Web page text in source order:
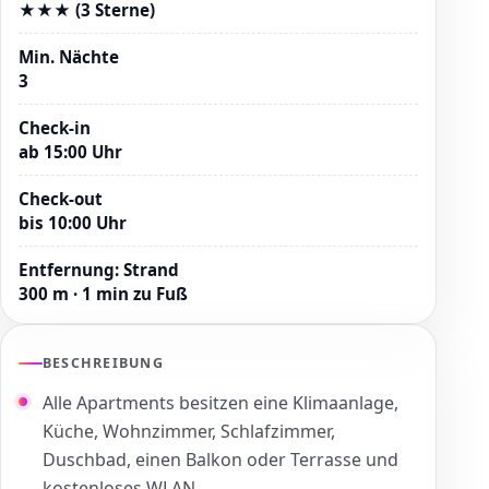
★★★ (3 Sterne)
Min. Nächte
3
Check-in
ab 15:00 Uhr
Check-out
bis 10:00 Uhr
Entfernung: Strand
300 m · 1 min zu Fuß
BESCHREIBUNG
Alle Apartments besitzen eine Klimaanlage,
Küche, Wohnzimmer, Schlafzimmer,
Duschbad, einen Balkon oder Terrasse und